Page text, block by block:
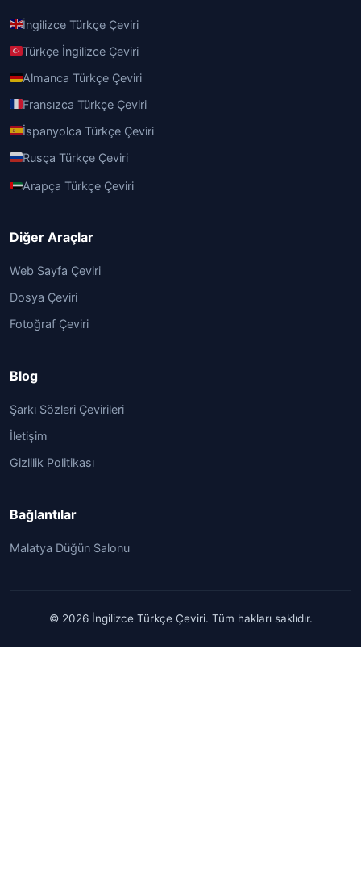
İngilizce Türkçe Çeviri
Türkçe İngilizce Çeviri
Almanca Türkçe Çeviri
Fransızca Türkçe Çeviri
İspanyolca Türkçe Çeviri
Rusça Türkçe Çeviri
Arapça Türkçe Çeviri
Diğer Araçlar
Web Sayfa Çeviri
Dosya Çeviri
Fotoğraf Çeviri
Blog
Şarkı Sözleri Çevirileri
İletişim
Gizlilik Politikası
Bağlantılar
Malatya Düğün Salonu
© 2026 İngilizce Türkçe Çeviri. Tüm hakları saklıdır.